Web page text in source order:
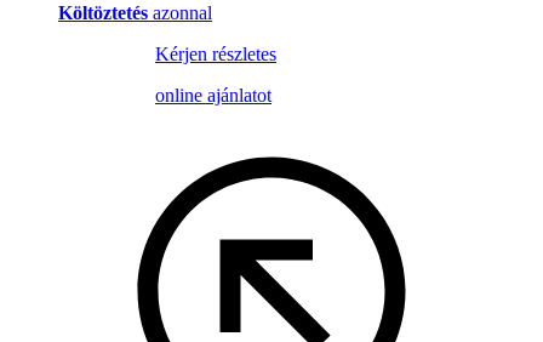
Költöztetés azonnal
Kérjen részletes
online ajánlatot